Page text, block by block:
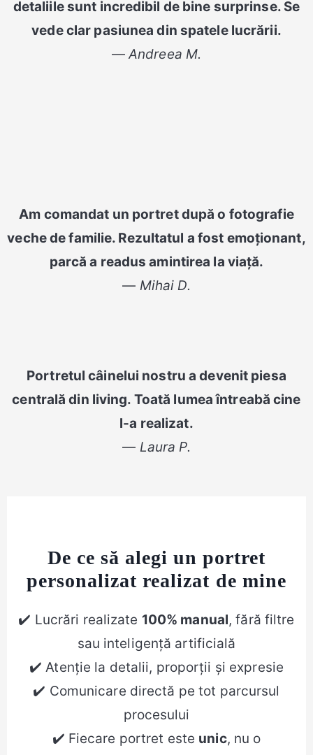
detaliile sunt incredibil de bine surprinse. Se
vede clar pasiunea din spatele lucrării.
—Andreea M.
Am comandat un portret după o fotografie
veche de familie. Rezultatul a fost emoționant,
parcă a readus amintirea la viață.
— Mihai D.
Portretul câinelui nostru a devenit piesa
centrală din living. Toată lumea întreabă cine
l-a realizat.
— Laura P.
De ce să alegi un portret
personalizat realizat de mine
✔️ Lucrări realizate 100% manual, fără filtre
sau inteligență artificială
✔️ Atenție la detalii, proporții și expresie
✔️ Comunicare directă pe tot parcursul
procesului
✔️ Fiecare portret este unic, nu o